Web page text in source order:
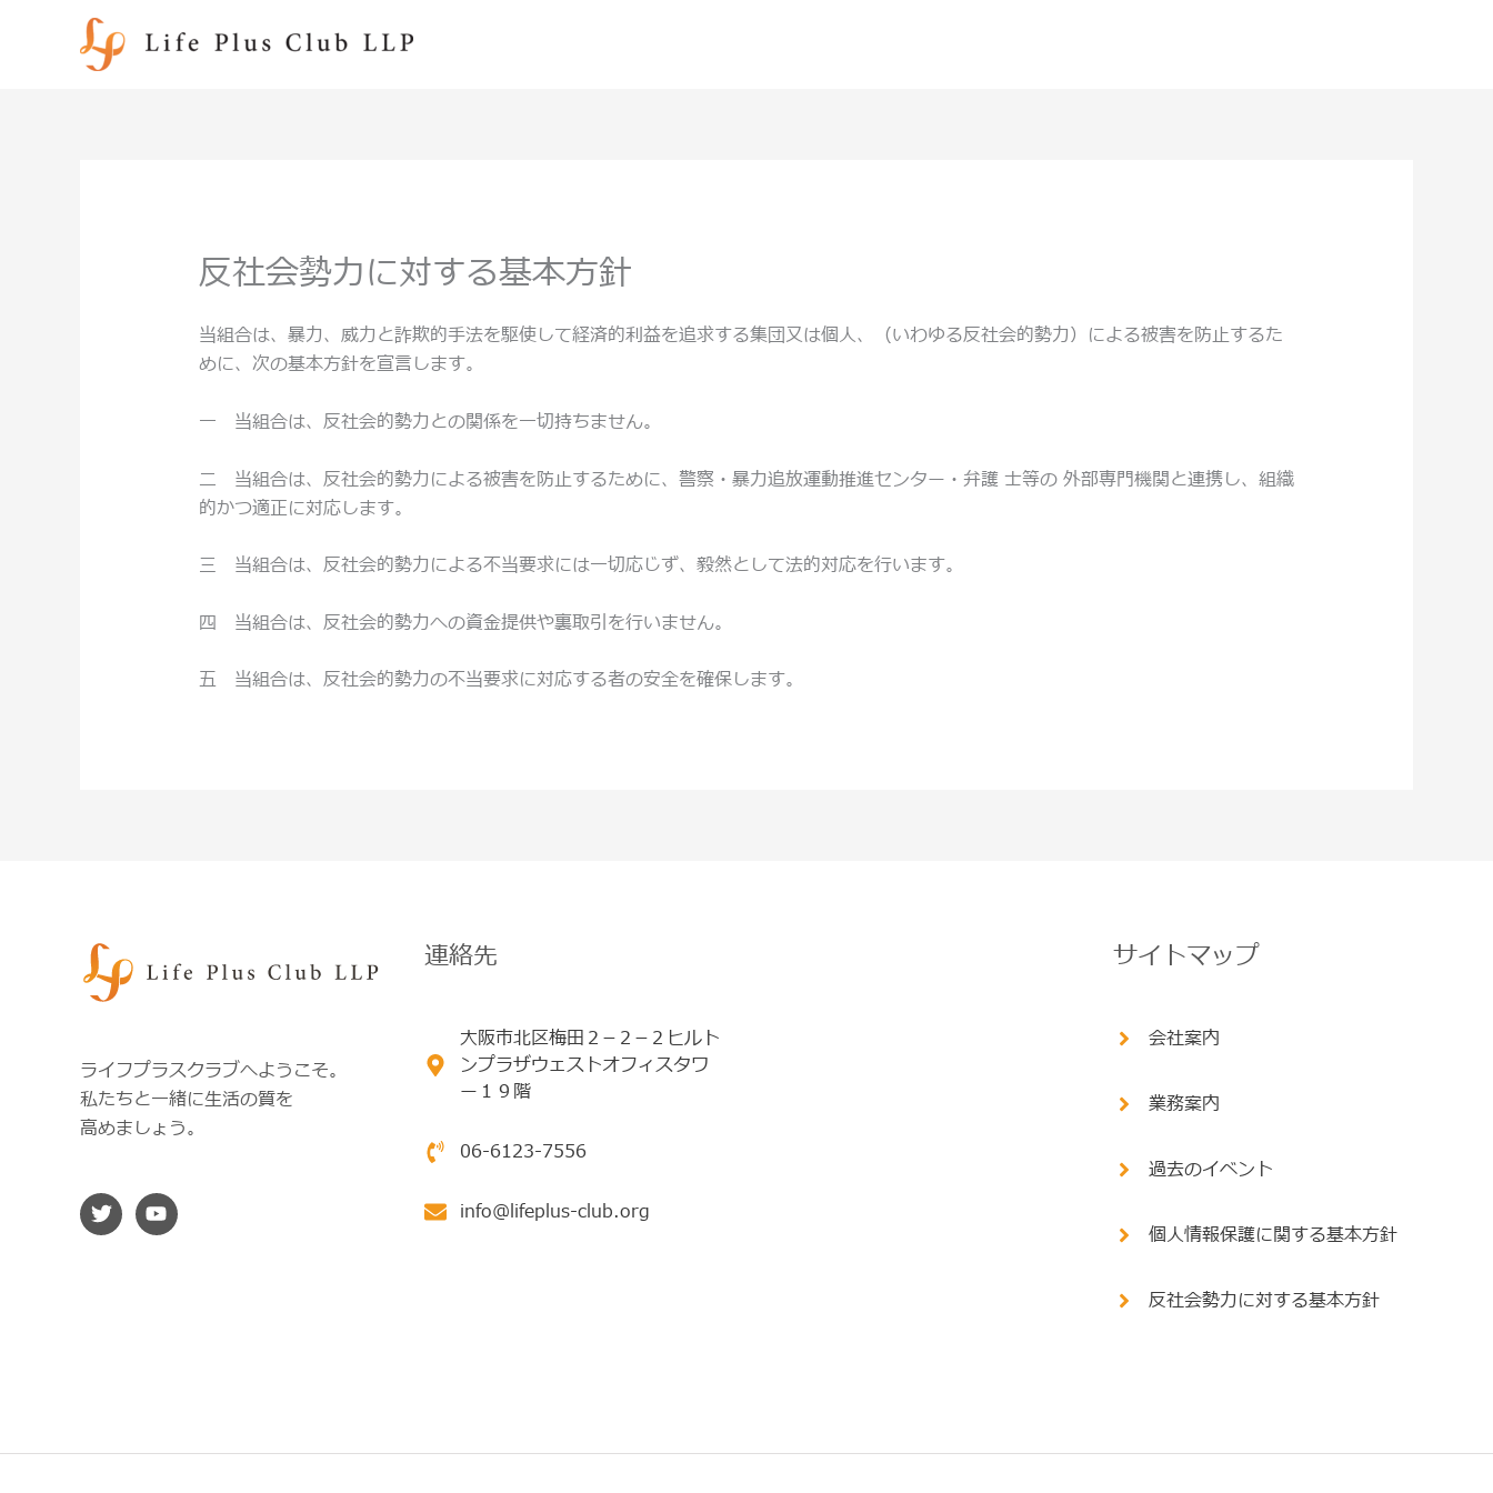
反社会勢力に対する基本方針
当組合は、暴力、威力と詐欺的手法を駆使して経済的利益を追求する集団又は個人、（いわゆる反社会的勢力）による被害を防止するた
めに、次の基本方針を宣言します。
一 当組合は、反社会的勢力との関係を一切持ちません。
二 当組合は、反社会的勢力による被害を防止するために、警察・暴力追放運動推進センター・弁護 士等の 外部専門機関と連携し、組織
的かつ適正に対応します。
三 当組合は、反社会的勢力による不当要求には一切応じず、毅然として法的対応を行います。
四 当組合は、反社会的勢力への資金提供や裏取引を行いません。
五 当組合は、反社会的勢力の不当要求に対応する者の安全を確保します。
ライフプラスクラブへようこそ。
私たちと一緒に生活の質を
高めましょう。
連絡先
大阪市北区梅田２−２−２ヒルト
ンプラザウェストオフィスタワ
ー１９階
06-6123-7556
info@lifeplus-club.org
サイトマップ
会社案内
業務案内
過去のイベント
個人情報保護に関する基本方針
反社会勢力に対する基本方針